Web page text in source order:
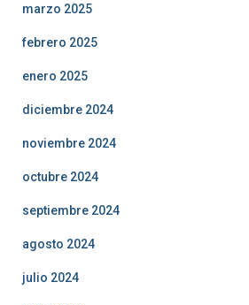
marzo 2025
febrero 2025
enero 2025
diciembre 2024
noviembre 2024
octubre 2024
septiembre 2024
agosto 2024
julio 2024